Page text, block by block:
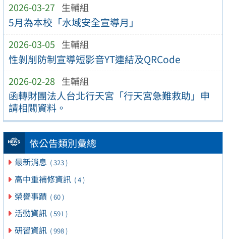
2026-03-27 生輔組
5月為本校「水域安全宣導月」
2026-03-05 生輔組
性剝削防制宣導短影音YT連結及QRCode
2026-02-28 生輔組
函轉財團法人台北行天宮「行天宮急難救助」申
請相關資料。
依公告類別彙總
最新消息 ( 323 )
高中重補修資訊 ( 4 )
榮譽事蹟 ( 60 )
活動資訊 ( 591 )
研習資訊 ( 998 )